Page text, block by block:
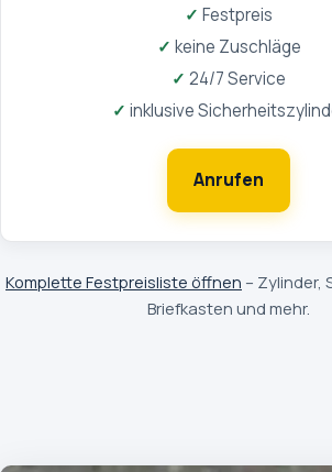
Festpreis
keine Zuschläge
24/7 Service
inklusive
Anrufen
Komplette Festpreisliste öffnen – Zylinder,
Briefkasten und mehr.